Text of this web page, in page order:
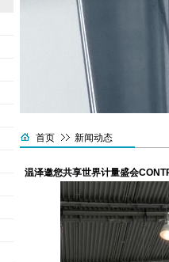
首页 新闻动态
温泽邀您共享世界计量盛会